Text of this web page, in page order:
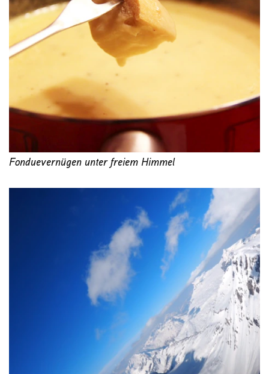
Fonduevernügen unter freiem Himmel